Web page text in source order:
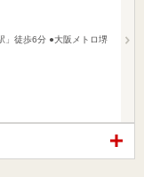
」徒歩6分 ●大阪メトロ堺